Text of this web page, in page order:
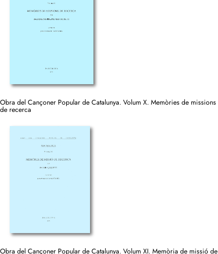
Obra del Cançoner Popular de Catalunya. Volum X. Memòries de missions
de recerca
Obra del Cançoner Popular de Catalunya. Volum XI. Memòria de missió de